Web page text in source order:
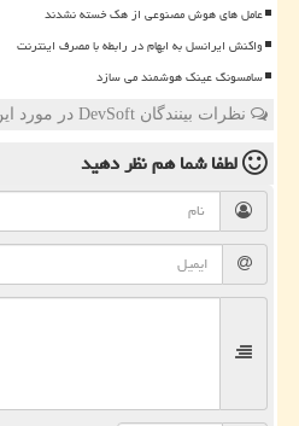
عامل های هوش مصنوعی از هک خسته نشدند
واکنش ایرانسل به ابهام در رابطه با مصرف اینترنت
سامسونگ عینک هوشمند می سازد
نظرات بینندگان DevSoft در مورد این مطلب
لطفا شما همنظر دهید